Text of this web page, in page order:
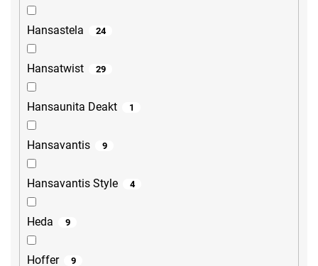
Hansastela 24
Hansatwist 29
Hansaunita Deakt 1
Hansavantis 9
Hansavantis Style 4
Heda 9
Hoffer 9